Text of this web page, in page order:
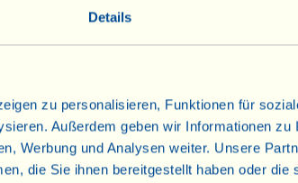
Details
zu personalisieren, Funktionen für
Außerdem geben wir Informationen zu
Werbung und Analysen weiter. Unsere
die Sie ihnen bereitgestellt haben oder die
sind noch verfügbar. Sollten andere
Ihnen eine besinnliche